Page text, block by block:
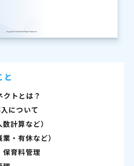
と
トとは？
について
計算など）
・有休など）
保育料管理